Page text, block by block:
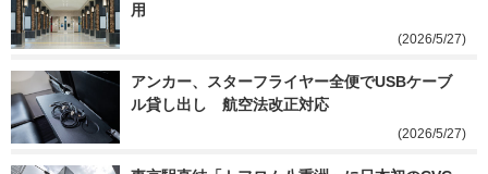
用
(2026/5/27)
アンカー、スターフライヤー全便でUSBケーブ
ル貸し出し　航空法改正対応
(2026/5/27)